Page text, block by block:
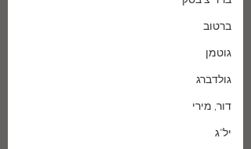
ברטוב
גוטמן
גולדברג
דור, מירי
יל"ג